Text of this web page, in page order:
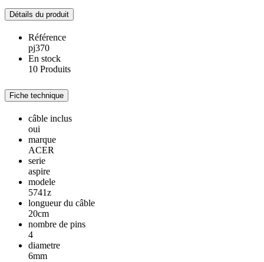
Détails du produit
Référence
pj370
En stock
10 Produits
Fiche technique
câble inclus
oui
marque
ACER
serie
aspire
modele
5741z
longueur du câble
20cm
nombre de pins
4
diametre
6mm